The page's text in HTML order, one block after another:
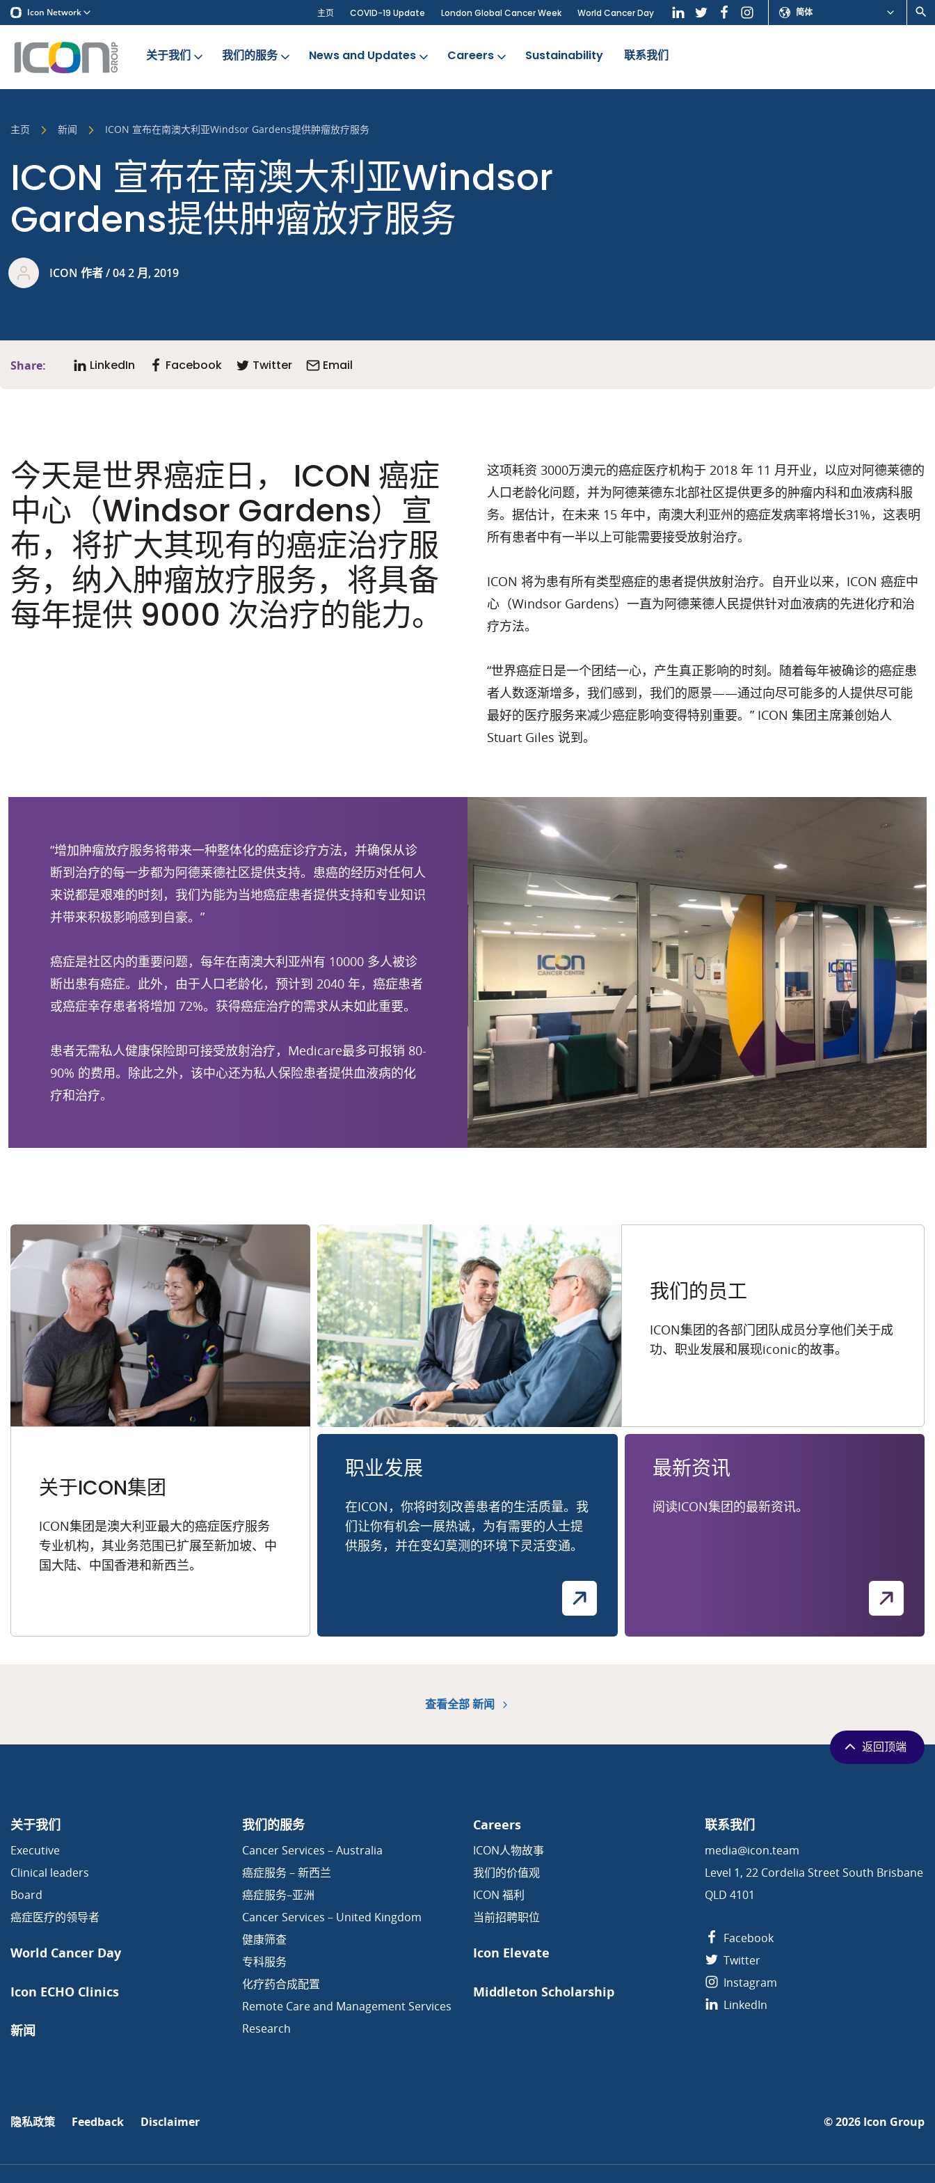
Icon Network 主页 COVID-19 Update London Global Cancer Week World Cancer Day 简体
关于我们 我们的服务 News and Updates Careers Sustainability 联系我们
主页 新闻 ICON 宣布在南澳大利亚Windsor Gardens提供肿瘤放疗服务
ICON 宣布在南澳大利亚Windsor
Gardens提供肿瘤放疗服务
ICON 作者 / 04 2 月, 2019
Share: LinkedIn Facebook Twitter Email
今天是世界癌症日， ICON 癌症
中心（Windsor Gardens）宣
布，将扩大其现有的癌症治疗服
务，纳入肿瘤放疗服务，将具备
每年提供 9000 次治疗的能力。
这项耗资 3000万澳元的癌症医疗机构于 2018 年 11 月开业，以应对阿德莱德的
人口老龄化问题，并为阿德莱德东北部社区提供更多的肿瘤内科和血液病科服
务。据估计，在未来 15 年中，南澳大利亚州的癌症发病率将增长31%，这表明
所有患者中有一半以上可能需要接受放射治疗。
ICON 将为患有所有类型癌症的患者提供放射治疗。自开业以来，ICON 癌症中
心（Windsor Gardens）一直为阿德莱德人民提供针对血液病的先进化疗和治
疗方法。
“世界癌症日是一个团结一心，产生真正影响的时刻。随着每年被确诊的癌症患
者人数逐渐增多，我们感到，我们的愿景——通过向尽可能多的人提供尽可能
最好的医疗服务来减少癌症影响变得特别重要。” ICON 集团主席兼创始人
Stuart Giles 说到。
“增加肿瘤放疗服务将带来一种整体化的癌症诊疗方法，并确保从诊
断到治疗的每一步都为阿德莱德社区提供支持。患癌的经历对任何人
来说都是艰难的时刻，我们为能为当地癌症患者提供支持和专业知识
并带来积极影响感到自豪。”
癌症是社区内的重要问题，每年在南澳大利亚州有 10000 多人被诊
断出患有癌症。此外，由于人口老龄化，预计到 2040 年，癌症患者
或癌症幸存患者将增加 72%。获得癌症治疗的需求从未如此重要。
患者无需私人健康保险即可接受放射治疗，Medicare最多可报销 80-
90% 的费用。除此之外，该中心还为私人保险患者提供血液病的化
疗和治疗。
关于ICON集团
ICON集团是澳大利亚最大的癌症医疗服务
专业机构，其业务范围已扩展至新加坡、中
国大陆、中国香港和新西兰。
我们的员工
ICON集团的各部门团队成员分享他们关于成
功、职业发展和展现iconic的故事。
职业发展
在ICON，你将时刻改善患者的生活质量。我
们让你有机会一展热诚，为有需要的人士提
供服务，并在变幻莫测的环境下灵活变通。
最新资讯
阅读ICON集团的最新资讯。
查看全部 新闻
关于我们
Executive
Clinical leaders
Board
癌症医疗的领导者
World Cancer Day
Icon ECHO Clinics
新闻
我们的服务
Cancer Services – Australia
癌症服务 – 新西兰
癌症服务–亚洲
Cancer Services – United Kingdom
健康筛查
专科服务
化疗药合成配置
Remote Care and Management Services
Research
Careers
ICON人物故事
我们的价值观
ICON 福利
当前招聘职位
Icon Elevate
Middleton Scholarship
联系我们
media@icon.team
Level 1, 22 Cordelia Street South Brisbane
QLD 4101
Facebook
Twitter
Instagram
LinkedIn
返回顶端
隐私政策 Feedback Disclaimer © 2026 Icon Group